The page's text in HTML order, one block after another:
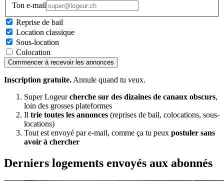
Ton e-mail
Reprise de bail
Location classique
Sous-location
Colocation
Commencer à recevoir les annonces
Inscription gratuite. Annule quand tu veux.
Super Logeurcherche sur des dizaines de canaux obscurs,
loin des grosses plateformes
Il trie toutes les annonces (reprises de bail, colocations, sous-
locations)
Tout est envoyé par e-mail, comme ça tu peux postuler sans
avoir à chercher
Derniers logements envoyés aux abonnés